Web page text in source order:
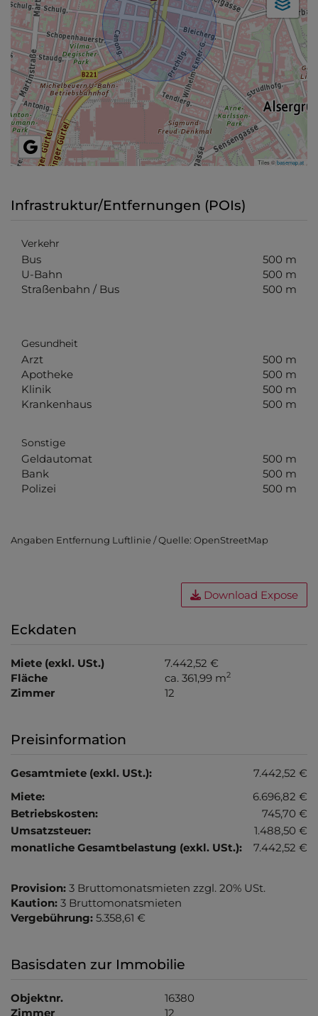
Tiles ©basemap.at
Infrastruktur/Entfernungen (POIs)
Verkehr
Bus
500 m
U-Bahn
500 m
Straßenbahn / Bus
500 m
Gesundheit
Arzt
500 m
Apotheke
500 m
Klinik
500 m
Krankenhaus
500 m
Sonstige
Geldautomat
500 m
Bank
500 m
Polizei
500 m
Angaben Entfernung Luftlinie / Quelle: OpenStreetMap
Download Expose
Eckdaten
Miete (exkl. USt.)
7.442,52 €
Fläche
ca. 361,99 m2
Zimmer 12
Preisinformation
Gesamtmiete (exkl. USt.):
7.442,52 €
Miete:
6.696,82 €
Betriebskosten:
745,70 €
Umsatzsteuer:
1.488,50 €
monatliche Gesamtbelastung (exkl. USt.):
7.442,52 €
Provision: 3 Bruttomonatsmieten zzgl. 20% USt.
Kaution: 3 Bruttomonatsmieten
Vergebührung: 5.358,61 €
Basisdaten zur Immobilie
Objektnr.
16380
Zimmer
12